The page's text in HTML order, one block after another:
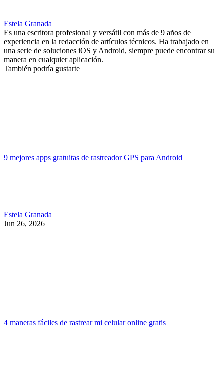
Estela Granada
Es una escritora profesional y versátil con más de 9 años de
experiencia en la redacción de artículos técnicos. Ha trabajado en
una serie de soluciones iOS y Android, siempre puede encontrar su
manera en cualquier aplicación.
También podría gustarte
9 mejores apps gratuitas de rastreador GPS para Android
Estela Granada
Jun 26, 2026
4 maneras fáciles de rastrear mi celular online gratis